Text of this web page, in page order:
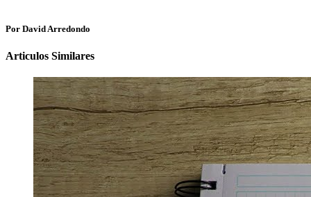
Por David Arredondo
Articulos Similares